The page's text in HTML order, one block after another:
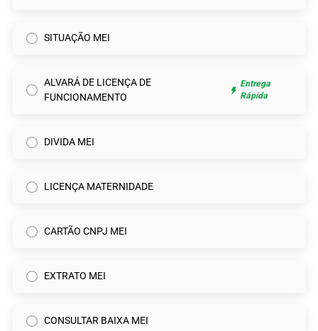
SITUAÇÃO MEI
ALVARÁ DE LICENÇA DE
FUNCIONAMENTO
Entrega
Rápida
DIVIDA MEI
LICENÇA MATERNIDADE
CARTÃO CNPJ MEI
EXTRATO MEI
CONSULTAR BAIXA MEI